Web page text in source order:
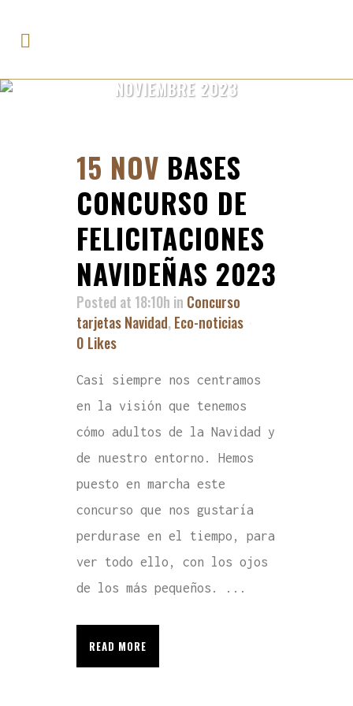
NOVIEMBRE 2023
15 NOV BASES
CONCURSO DE
FELICITACIONES
NAVIDEÑAS 2023
Posted at 18:10h in Concurso
tarjetas Navidad,Eco-noticias
0 Likes
Casi siempre nos centramos
en la visión que tenemos
cómo adultos de la Navidad y
de nuestro entorno. Hemos
puesto en marcha este
concurso que nos gustaría
perdurase en el tiempo, para
ver todo ello, con los ojos
de los más pequeños. ...
READ MORE